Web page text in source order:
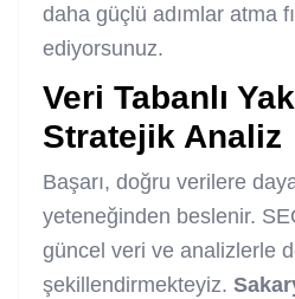
daha güçlü adımlar atma
ediyorsunuz.
Veri Tabanlı
Stratejik Analiz
Başarı, doğru verilere
yeteneğinden beslenir.
güncel veri ve analizlerle
şekillendirmekteyiz.